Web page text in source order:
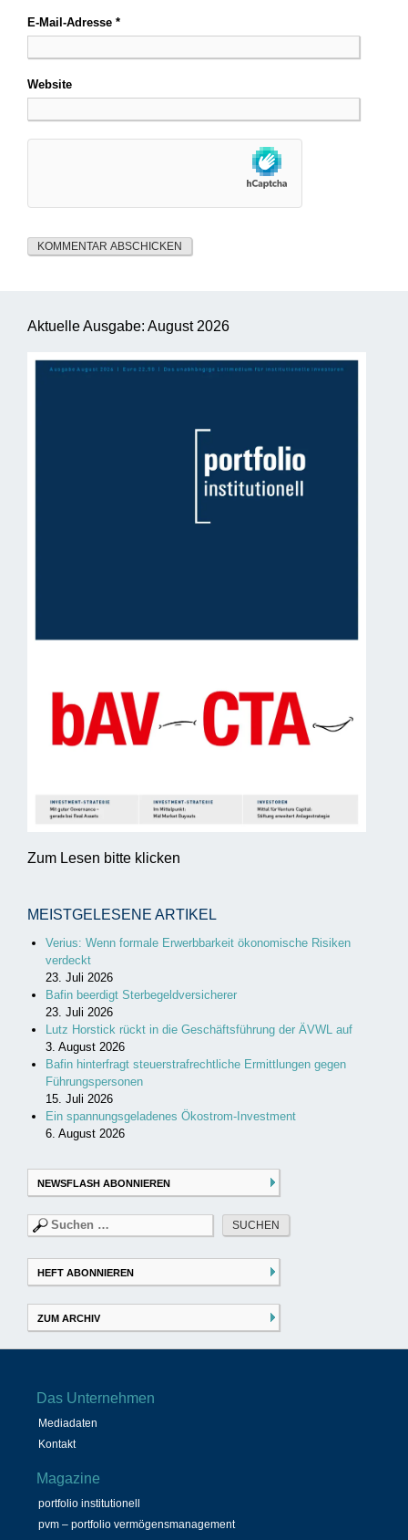
E-Mail-Adresse *
Website
Aktuelle Ausgabe: August 2026
Zum Lesen bitte klicken
MEISTGELESENE ARTIKEL
Verius: Wenn formale Erwerbbarkeit ökonomische Risiken
verdeckt
23. Juli 2026
Bafin beerdigt Sterbegeldversicherer
23. Juli 2026
Lutz Horstick rückt in die Geschäftsführung der ÄVWL auf
3. August 2026
Bafin hinterfragt steuerstrafrechtliche Ermittlungen gegen
Führungspersonen
15. Juli 2026
Ein spannungsgeladenes Ökostrom-Investment
6. August 2026
NEWSFLASH ABONNIEREN
Suchen
nach:
HEFT ABONNIEREN
ZUM ARCHIV
Das Unternehmen
Mediadaten
Kontakt
Magazine
portfolio institutionell
pvm – portfolio vermögensmanagement